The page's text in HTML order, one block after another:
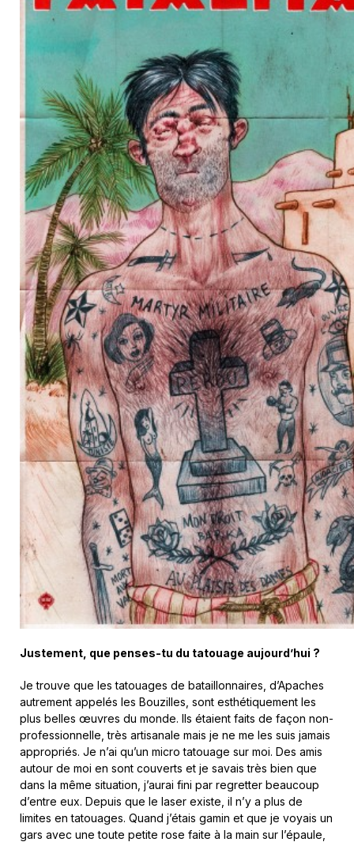
Justement, que penses-tu du tatouage aujourd’hui ?
Je trouve que les tatouages de bataillonnaires, d’Apaches
autrement appelés les Bouzilles, sont esthétiquement les
plus belles œuvres du monde. Ils étaient faits de façon non-
professionnelle, très artisanale mais je ne me les suis jamais
appropriés. Je n’ai qu’un micro tatouage sur moi. Des amis
autour de moi en sont couverts et je savais très bien que
dans la même situation, j’aurai fini par regretter beaucoup
d’entre eux. Depuis que le laser existe, il n’y a plus de
limites en tatouages. Quand j’étais gamin et que je voyais un
gars avec une toute petite rose faite à la main sur l’épaule,